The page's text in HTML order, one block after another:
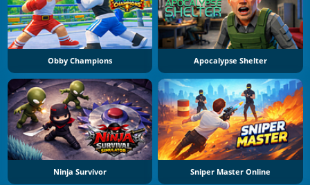
Obby Champions Apocalypse Shelter
Ninja Survivor Sniper Master Online